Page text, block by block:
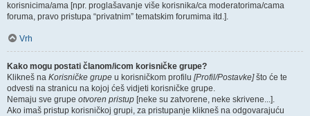
korisnicima/ama [npr. proglašavanje više korisnika/ca moderatorima/cama
foruma, pravo pristupa “privatnim” tematskim forumima itd.].
Vrh
Kako mogu postati članom/icom korisničke grupe?
Klikneš na Korisničke grupe u korisničkom profilu [Profil/Postavke]što će te
odvesti na stranicu na kojoj ćeš vidjeti korisničke grupe.
Nemaju sve grupe otvoren pristup [neke su zatvorene, neke skrivene...].
Ako imaš pristup korisničkoj grupi, za pristupanje klikneš na odgovarajuću